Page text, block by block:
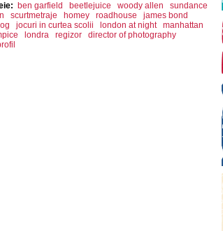
ben garfield beetlejuice woody allen
sundance
scurtmetraje homey roadhouse
james bond
jocuri in curtea scolii london at night
manhattan
londra regizor
director of photography